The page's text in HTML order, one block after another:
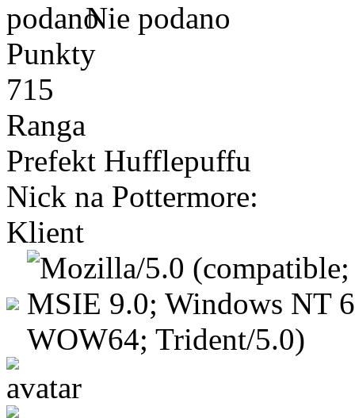
Nie podano
Punkty
715
Ranga
Prefekt Hufflepuffu
Nick na Pottermore:
Klient